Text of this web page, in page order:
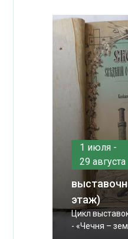
1 июля -
29 августа
этаж)
Цикл
- «Чечня –